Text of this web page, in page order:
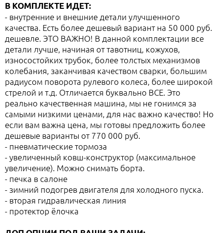
В КОМПЛЕКТЕ ИДЕТ:
- внутренние и внешние детали улучшенного
качества. Есть более дешевый вариант на 50 000 руб.
дешевле. ЭТО ВАЖНО! В данной комплектации все
детали лучше, начиная от тавотниц, кожухов,
износостойких трубок, более толстых механизмов
колебания, заканчивая качеством сварки, большим
радиусом поворота рулевого колеса, более широкой
стрелой и т.д. Отличается буквально ВСЕ. Это
реально качественная машина, мы не гонимся за
самыми низкими ценами, для нас важно качество! Но
если вам важна цена, мы готовы предложить более
дешевые варианты от 770 000 руб.
- пневматические тормоза
- увеличенный ковш-конструктор (максимальное
увеличение). Можно снимать борта.
- печка в салоне
- зимний подогрев двигателя для холодного пуска.
- вторая гидравлическая линия
- протектор ёлочка